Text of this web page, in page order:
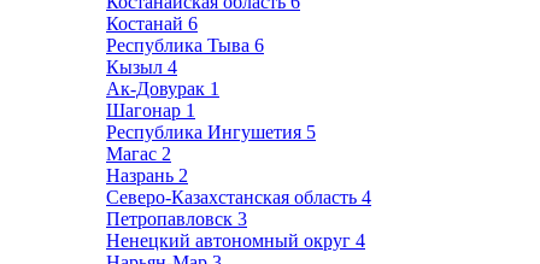
Костанай 6
Республика Тыва 6
Кызыл 4
Ак-Довурак 1
Шагонар 1
Республика Ингушетия 5
Магас 2
Назрань 2
Северо-Казахстанская область 4
Петропавловск 3
Ненецкий автономный округ 4